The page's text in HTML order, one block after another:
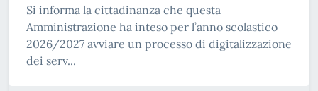
Si informa la cittadinanza che questa
Amministrazione ha inteso per l’anno scolastico
2026/2027 avviare un processo di digitalizzazione
dei serv...